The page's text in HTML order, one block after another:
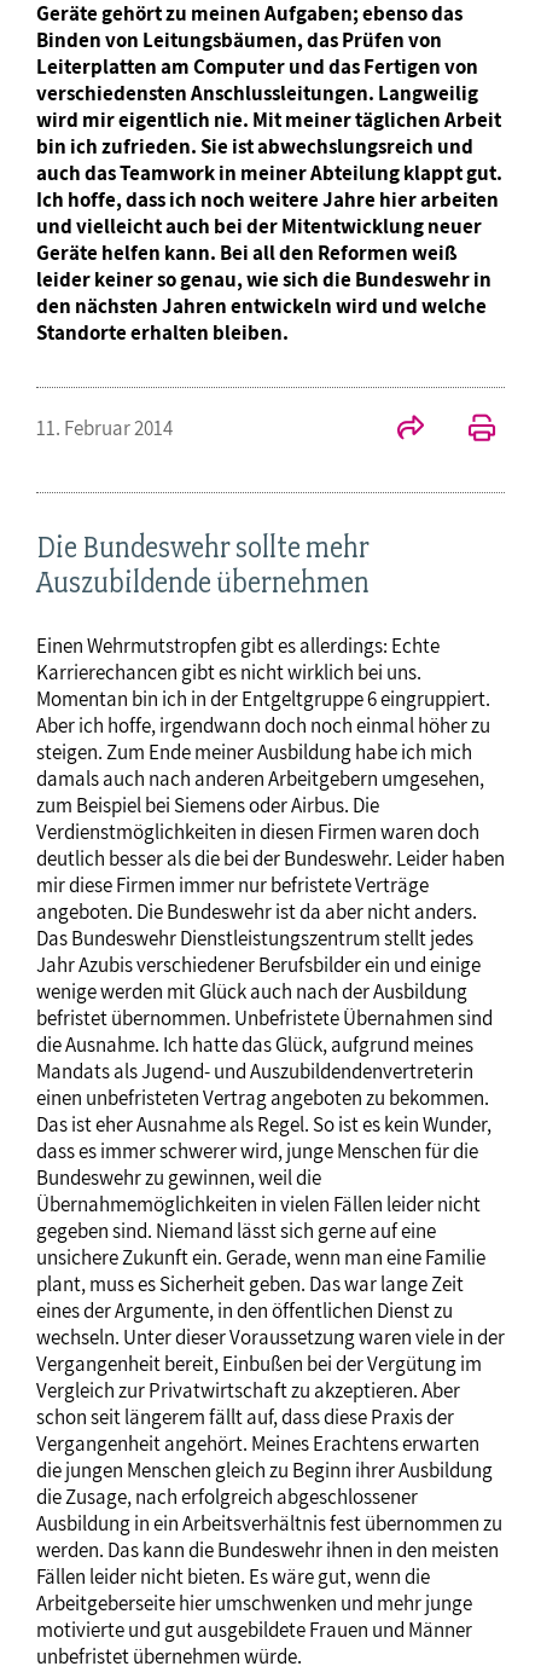
Geräte gehört zu meinen Aufgaben; ebenso das
Binden von Leitungsbäumen, das Prüfen von
Leiterplatten am Computer und das Fertigen von
verschiedensten Anschlussleitungen. Langweilig
wird mir eigentlich nie. Mit meiner täglichen Arbeit
bin ich zufrieden. Sie ist abwechslungsreich und
auch das Teamwork in meiner Abteilung klappt gut.
Ich hoffe, dass ich noch weitere Jahre hier arbeiten
und vielleicht auch bei der Mitentwicklung neuer
Geräte helfen kann. Bei all den Reformen weiß
leider keiner so genau, wie sich die Bundeswehr in
den nächsten Jahren entwickeln wird und welche
Standorte erhalten bleiben.
11. Februar 2014
Die Bundeswehr sollte mehr
Auszubildende übernehmen
Einen Wehrmutstropfen gibt es allerdings: Echte
Karrierechancen gibt es nicht wirklich bei uns.
Momentan bin ich in der Entgeltgruppe 6 eingruppiert.
Aber ich hoffe, irgendwann doch noch einmal höher zu
steigen. Zum Ende meiner Ausbildung habe ich mich
damals auch nach anderen Arbeitgebern umgesehen,
zum Beispiel bei Siemens oder Airbus. Die
Verdienstmöglichkeiten in diesen Firmen waren doch
deutlich besser als die bei der Bundeswehr. Leider haben
mir diese Firmen immer nur befristete Verträge
angeboten. Die Bundeswehr ist da aber nicht anders.
Das Bundeswehr Dienstleistungszentrum stellt jedes
Jahr Azubis verschiedener Berufsbilder ein und einige
wenige werden mit Glück auch nach der Ausbildung
befristet übernommen. Unbefristete Übernahmen sind
die Ausnahme. Ich hatte das Glück, aufgrund meines
Mandats als Jugend- und Auszubildendenvertreterin
einen unbefristeten Vertrag angeboten zu bekommen.
Das ist eher Ausnahme als Regel. So ist es kein Wunder,
dass es immer schwerer wird, junge Menschen für die
Bundeswehr zu gewinnen, weil die
Übernahmemöglichkeiten in vielen Fällen leider nicht
gegeben sind. Niemand lässt sich gerne auf eine
unsichere Zukunft ein. Gerade, wenn man eine Familie
plant, muss es Sicherheit geben. Das war lange Zeit
eines der Argumente, in den öffentlichen Dienst zu
wechseln. Unter dieser Voraussetzung waren viele in der
Vergangenheit bereit, Einbußen bei der Vergütung im
Vergleich zur Privatwirtschaft zu akzeptieren. Aber
schon seit längerem fällt auf, dass diese Praxis der
Vergangenheit angehört. Meines Erachtens erwarten
die jungen Menschen gleich zu Beginn ihrer Ausbildung
die Zusage, nach erfolgreich abgeschlossener
Ausbildung in ein Arbeitsverhältnis fest übernommen zu
werden. Das kann die Bundeswehr ihnen in den meisten
Fällen leider nicht bieten. Es wäre gut, wenn die
Arbeitgeberseite hier umschwenken und mehr junge
motivierte und gut ausgebildete Frauen und Männer
unbefristet übernehmen würde.